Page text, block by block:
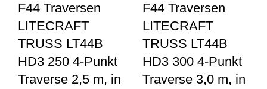
F44 Traversen
LITECRAFT
TRUSS LT44B
HD3 250 4-Punkt
Traverse 2,5 m, in
F44 Traversen
LITECRAFT
TRUSS LT44B
HD3 300 4-Punkt
Traverse 3,0 m, in